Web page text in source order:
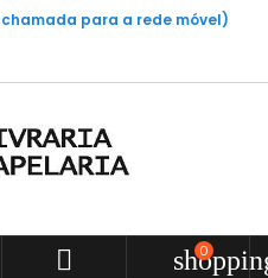
para a rede móvel)
 0